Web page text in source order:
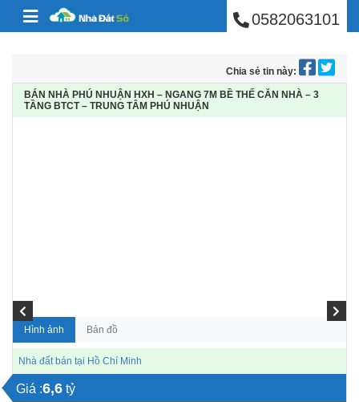
Skip to content BÁN NHÀ PHÚ0582063101
Chia sẻ tin này:
BÁN NHÀ PHÚ NHUẬN HXH – NGANG 7M BỀ THẾ CĂN NHÀ – 3
TẦNG BTCT – TRUNG TÂM PHÚ NHUẬN
Hình ảnh Bản đồ
Nhà đất bán tại Hồ Chí Minh
Giá :6,6 tỷ